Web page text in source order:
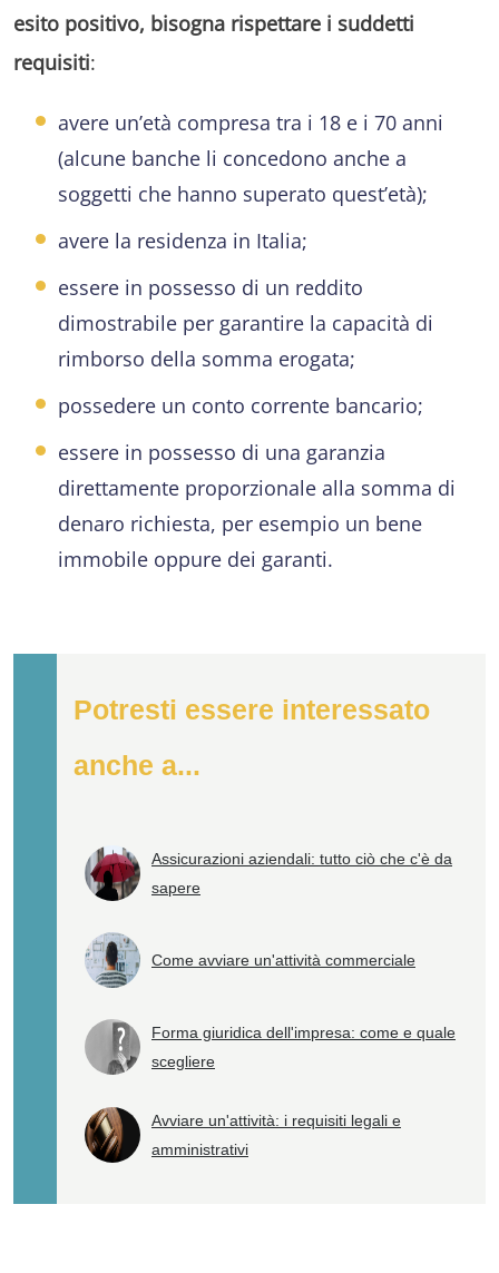
esito positivo, bisogna rispettare i suddetti
requisiti:
avere un’età compresa tra i 18 e i 70 anni
(alcune banche li concedono anche a
soggetti che hanno superato quest’età);
avere la residenza in Italia;
essere in possesso di un reddito
dimostrabile per garantire la capacità di
rimborso della somma erogata;
possedere un conto corrente bancario;
essere in possesso di una garanzia
direttamente proporzionale alla somma di
denaro richiesta, per esempio un bene
immobile oppure dei garanti.
Potresti essere interessato
anche a...
Assicurazioni aziendali: tutto ciò che c'è da
sapere
Come avviare un'attività commerciale
Forma giuridica dell'impresa: come e quale
scegliere
Avviare un'attività: i requisiti legali e
amministrativi